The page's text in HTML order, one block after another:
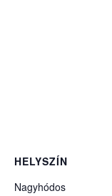
HELYSZÍN
Nagyhódos